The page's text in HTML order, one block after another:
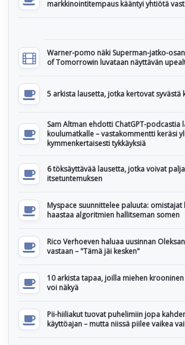
markkinointitempaus kääntyi yhtiötä
Warner-pomo näki Superman-jatko-
of Tomorrowin luvataan näyttävän
5 arkista lausetta, jotka kertovat syvästä
Sam Altman ehdotti ChatGPT-podcastia
koulumatkalle – vastakommentti keräsi
kymmenkertaisesti tykkäyksiä
6 töksäyttävää lausetta, jotka voivat
itsetuntemuksen
Myspace suunnittelee paluuta: omistajat
haastaa algoritmien hallitseman somen
Rico Verhoeven haluaa uusinnan
vastaan – "Tämä jäi kesken"
10 arkista tapaa, joilla miehen
voi näkyä
Pii-hiiliakut tuovat puhelimiin jopa
käyttöajan – mutta niissä piilee vaikea